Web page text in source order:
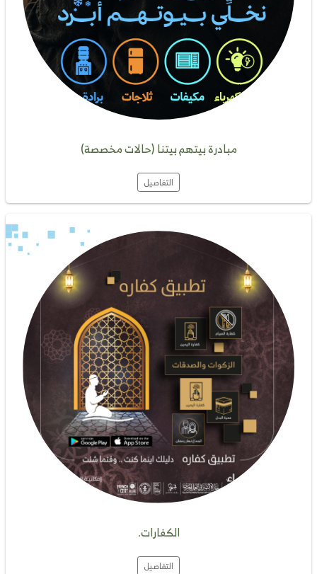
مبادرة بيتهم بيتنا (حالات مخصصة)
التفاصيل
الكفارات.
التفاصيل